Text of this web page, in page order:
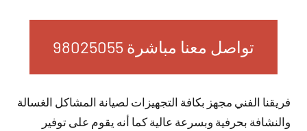
تواصل معنا مباشرة 98025055
فريقنا الفني مجهز بكافة التجهيزات لصيانة المشاكل الغسالة
والنشافة بحرفية وبسرعة عالية كما أنه يقوم على توفير